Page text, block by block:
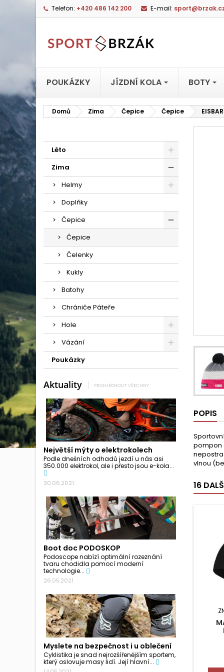
Telefon: +420 486 142 200 E-mail:
POUKÁZKY JÍZDNÍ KOLA BOTY
Domů Zima Čepice Čepice
Léto
Zima
Helmy
Doplňky
Čepice
Čepice
Čelenky
Kukly
Batohy
Chrániče Páteře
Hole
Vázání
Poukázky
Aktuality PROHLÉDNOUT VŠECHNY
Největší mýty o elektrokolech
Podle dnešních odhadů jezdí u nás asi
350.000 elektrokol, ale i přesto jsou e-kola...
30.06.2021
Boot doc PODOSKOP
Podoscope nabízí optimální rozeznání
tvaru chodidla pomocí moderní
technologie...
26.05.2021
Myslete na bezpečnost i u oblečení
Cyklistika je snad nejrozšířenějším sportem,
který oslovuje masy lidí. Její hlavní...
POPIS
pompon
vlnou
16